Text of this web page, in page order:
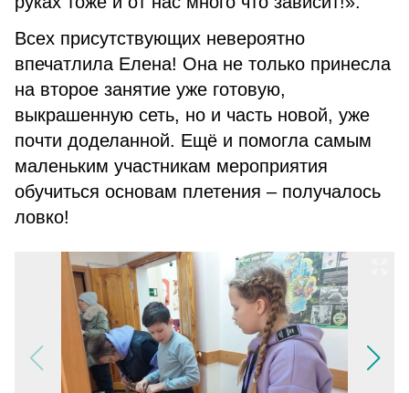
Всех присутствующих невероятно
впечатлила Елена! Она не только принесла
на второе занятие уже готовую,
выкрашенную сеть, но и часть новой, уже
почти доделанной. Ещё и помогла самым
маленьким участникам мероприятия
обучиться основам плетения – получалось
ловко!